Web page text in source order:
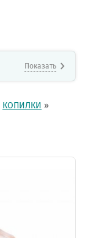
Показать
КОПИЛКИ »